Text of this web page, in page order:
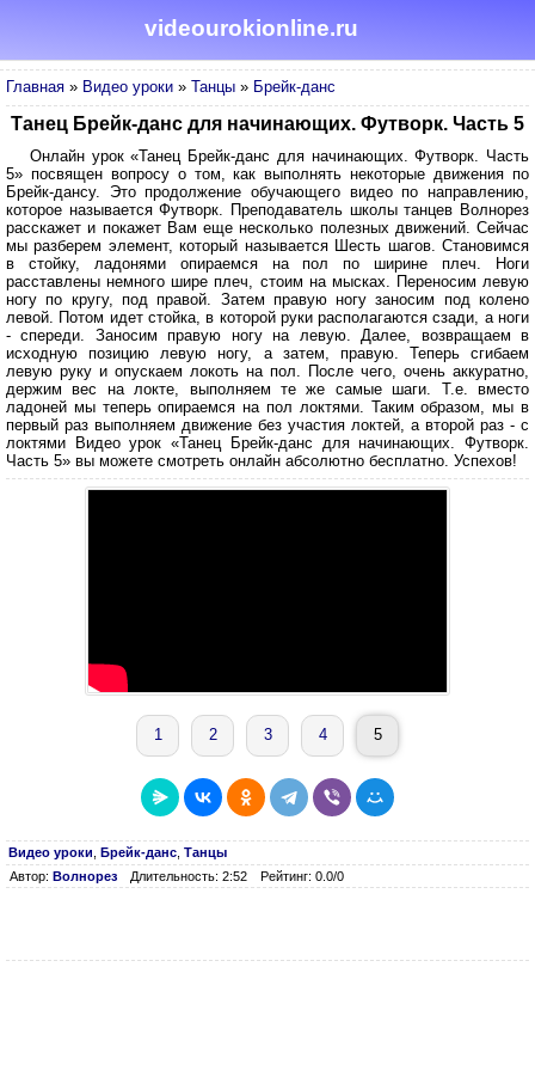
videourokionline.ru
Главная » Видео уроки » Танцы » Брейк-данс
Танец Брейк-данс для начинающих. Футворк. Часть 5
Онлайн урок «Танец Брейк-данс для начинающих. Футворк. Часть
5» посвящен вопросу о том, как выполнять некоторые движения по
Брейк-дансу. Это продолжение обучающего видео по направлению,
которое называется Футворк. Преподаватель школы танцев Волнорез
расскажет и покажет Вам еще несколько полезных движений. Сейчас
мы разберем элемент, который называется Шесть шагов. Становимся
в стойку, ладонями опираемся на пол по ширине плеч. Ноги
расставлены немного шире плеч, стоим на мысках. Переносим левую
ногу по кругу, под правой. Затем правую ногу заносим под колено
левой. Потом идет стойка, в которой руки располагаются сзади, а ноги
- спереди. Заносим правую ногу на левую. Далее, возвращаем в
исходную позицию левую ногу, а затем, правую. Теперь сгибаем
левую руку и опускаем локоть на пол. После чего, очень аккуратно,
держим вес на локте, выполняем те же самые шаги. Т.е. вместо
ладоней мы теперь опираемся на пол локтями. Таким образом, мы в
первый раз выполняем движение без участия локтей, а второй раз - с
локтями Видео урок «Танец Брейк-данс для начинающих. Футворк.
Часть 5» вы можете смотреть онлайн абсолютно бесплатно. Успехов!
1 2 3 4 5
Видео уроки Брейк-данс Танцы
Автор: Волнорез Длительность: 2:52 Рейтинг: 0.0/0